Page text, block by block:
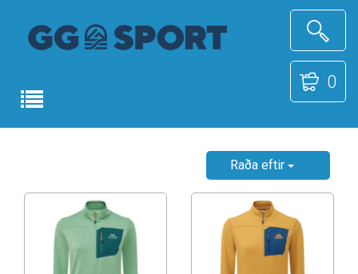
0
Raða eftir